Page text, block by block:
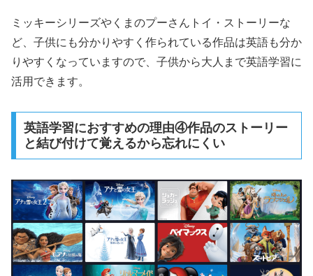
ミッキーシリーズやくまのプーさんトイ・ストーリーな
ど、子供にも分かりやすく作られている作品は英語も分か
りやすくなっていますので、子供から大人まで英語学習に
活用できます。
英語学習におすすめの理由④作品のストーリー
と結び付けて覚えるから忘れにくい